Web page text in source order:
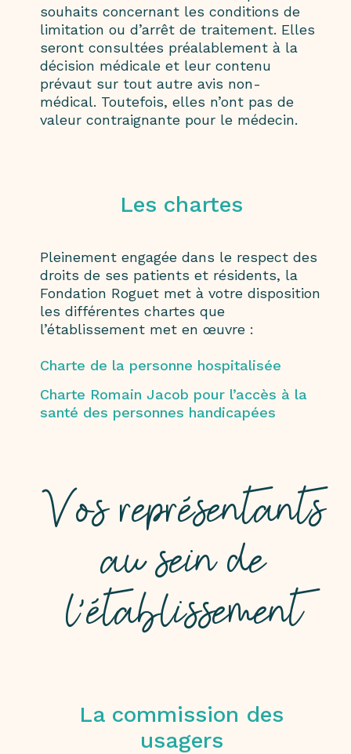
souhaits concernant les conditions de
limitation ou d’arrêt de traitement. Elles
seront consultées préalablement à la
décision médicale et leur contenu
prévaut sur tout autre avis non-
médical. Toutefois, elles n’ont pas de
valeur contraignante pour le médecin.
Les chartes
Pleinement engagée dans le respect des
droits de ses patients et résidents, la
Fondation Roguet met à votre disposition
les différentes chartes que
l’établissement met en œuvre :
Charte de la personne hospitalisée
Charte Romain Jacob pour l’accès à la
santé des personnes handicapées
Vos représentants
au sein de
l’établissement
La commission des
usagers